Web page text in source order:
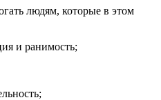
людям, которые в этом
и ранимость;